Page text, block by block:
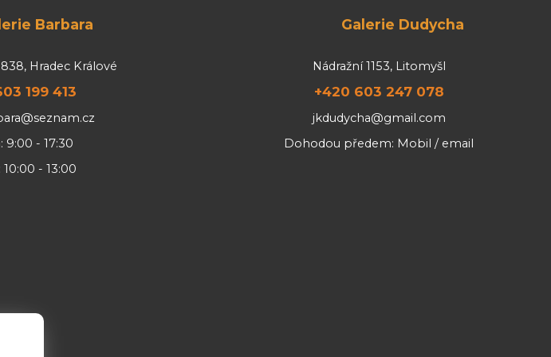
Hradec Králové
199 413
9:00 - 17:30
- 13:00
Galerie Dudycha
Nádražní 1153, Litomyšl
+420 603 247 078
jkdudycha@gmail.com
Dohodou předem: Mobil / email